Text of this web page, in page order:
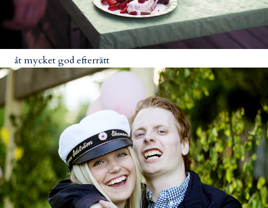
åt mycket god efterrätt